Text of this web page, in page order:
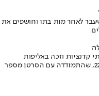
לאחר מות בתו וחושפים את
קדנציות וזכה באליפות
ב-2012/13, איבד את בתו מריונה בת ה-22, שהתמודדה עם הסרטן מספר